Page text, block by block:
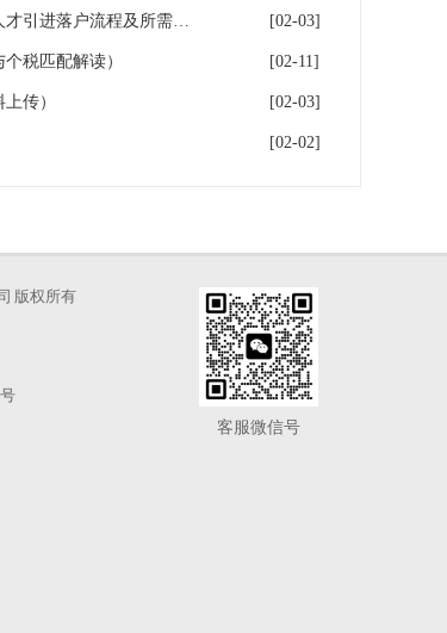
2026年上海人才引进落户办理流程（上海人才引进落户流程及所需时间） [02-03]
税匹配解读） [02-11]
传） [02-03]
[02-02]
版权所有
客服微信号